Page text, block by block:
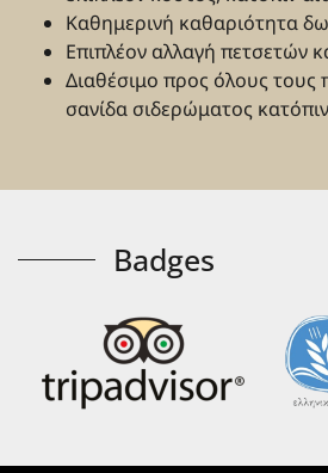
Καθημερινή καθαριότητα
Επιπλέον αλλαγή πετσετών
Διαθέσιμο προς όλους τους
σανίδα σιδερώματος
Badges